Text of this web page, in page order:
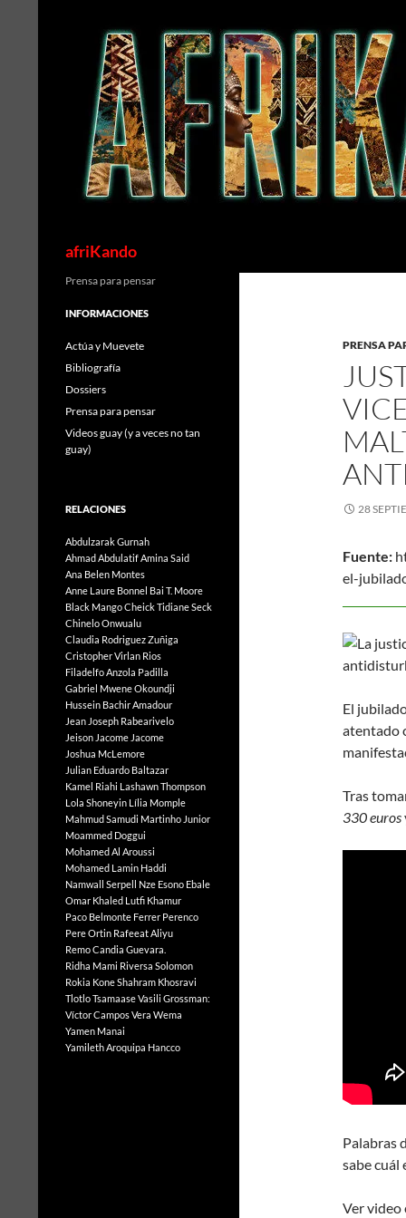
afriKando
PRENSA
28
Fuente:
el-
24
El
atentado
Tras
330 euros
Palabras
sabe cuál
Ver video
Prensa para pensar
INFORMACIONES
Actúa y Muevete
Bibliografía
Dossiers
Prensa para pensar
Videos guay (y a veces no tan
guay)
RELACIONES
Abdulzarak Gurnah
Ahmad AbdulatifAmina Said
Ana Belen Montes
Anne Laure Bonnel Bai T. Moore
Black MangoCheick Tidiane Seck
Chinelo Onwualu
Claudia Rodriguez Zuñiga
Cristopher Virlan Rios
Filadelfo Anzola Padilla
Gabriel Mwene Okoundji
Hussein Bachir Amadour
Jean Joseph Rabearivelo
Jeison Jacome Jacome
Joshua McLemore
Julian Eduardo Baltazar
Kamel Riahi Lashawn Thompson
Lola Shoneyin Lília Momple
Mahmud Samudi Martinho Junior
Moammed Doggui
Mohamed Al Aroussi
Mohamed Lamin Haddi
Namwall Serpell Nze Esono Ebale
Omar Khaled Lutfi Khamur
Paco Belmonte Ferrer Perenco
Pere Ortin Rafeeat Aliyu
Remo Candia Guevara.
Ridha Mami Riversa Solomon
Rokia KoneShahram Khosravi
Tlotlo TsamaaseVasili Grossman:
Víctor Campos Vera Wema
Yamen Manai
Yamileth Aroquipa Hancco